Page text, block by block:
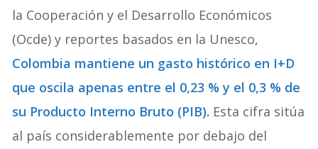
la Cooperación y el Desarrollo Económicos
(Ocde) y reportes basados en la Unesco,
Colombia mantiene un gasto histórico en I+D
que oscila apenas entre el 0,23 % y el 0,3 % de
su Producto Interno Bruto (PIB). Esta cifra sitúa
al país considerablemente por debajo del